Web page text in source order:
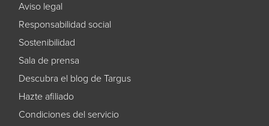
Aviso legal
Responsabilidad social
Sostenibilidad
Sala de prensa
Descubra el blog de Targus
Hazte afiliado
Condiciones del servicio